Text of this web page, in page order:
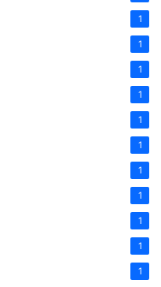
1
1
1
1
1
1
1
1
1
1
1